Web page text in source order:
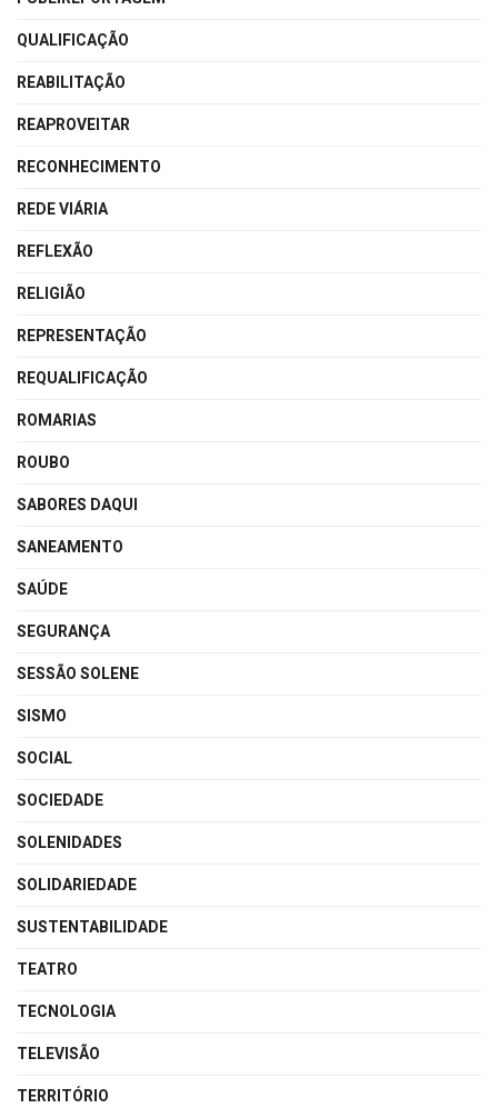
QUALIFICAÇÃO
REABILITAÇÃO
REAPROVEITAR
RECONHECIMENTO
REDE VIÁRIA
REFLEXÃO
RELIGIÃO
REPRESENTAÇÃO
REQUALIFICAÇÃO
ROMARIAS
ROUBO
SABORES DAQUI
SANEAMENTO
SAÚDE
SEGURANÇA
SESSÃO SOLENE
SISMO
SOCIAL
SOCIEDADE
SOLENIDADES
SOLIDARIEDADE
SUSTENTABILIDADE
TEATRO
TECNOLOGIA
TELEVISÃO
TERRITÓRIO